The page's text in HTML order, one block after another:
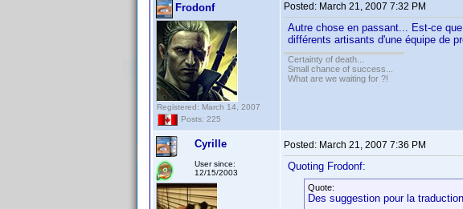
Frodonf
Registered: March 14, 2007
Posts: 225
Posted: March 21, 2007 7:32 PM
Autre chose en passant... Est-ce
différents artisants d'une équipe de
Certainty of death...
Small chance of success...
What are we waiting for ?!
Cyrille
User since:
12/15/2003
Posted: March 21, 2007 7:36 PM
Quoting Frodonf:
Quote:
Des suggestion pour la